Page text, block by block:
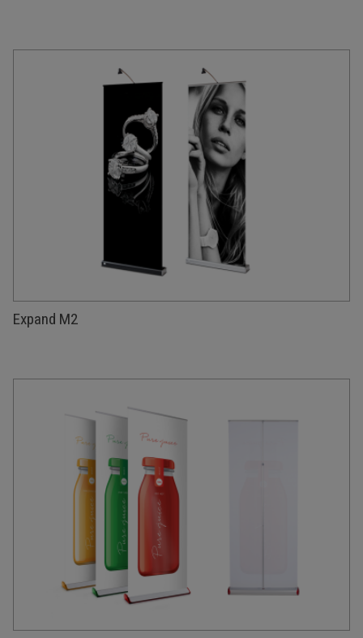
Expand M2